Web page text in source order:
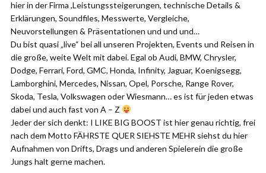
hier in der Firma ,Leistungssteigerungen, technische Details &
Erklärungen, Soundfiles, Messwerte, Vergleiche,
Neuvorstellungen & Präsentationen und und und…
Du bist quasi „live“ bei all unseren Projekten, Events und Reisen in
die große, weite Welt mit dabei. Egal ob Audi, BMW, Chrysler,
Dodge, Ferrari, Ford, GMC, Honda, Infinity, Jaguar, Koenigsegg,
Lamborghini, Mercedes, Nissan, Opel, Porsche, Range Rover,
Skoda, Tesla, Volkswagen oder Wiesmann… es ist für jeden etwas
dabei und auch fast von A – Z
Jeder der sich denkt: I LIKE BIG BOOST ist hier genau richtig, frei
nach dem Motto FÄHRSTE QUER SIEHSTE MEHR siehst du hier
Aufnahmen von Drifts, Drags und anderen Spielerein die große
Jungs halt gerne machen.